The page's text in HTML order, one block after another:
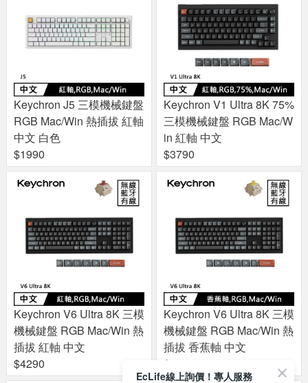
Keychron J5 三模機械鍵盤
RGB Mac/Win 熱插拔 紅軸
中文 白色
$1990
Keychron V1 Ultra 8K 75%
三模機械鍵盤 RGB Mac/W
in 紅軸 中文
$3790
Keychron V6 Ultra 8K 三模
機械鍵盤 RGB Mac/Win 熱
插拔 紅軸 中文
$4290
Keychron V6 Ultra 8K 三模
機械鍵盤 RGB Mac/Win 熱
插拔 香蕉軸 中文
$4290
EcLife線上詢價！專人服務